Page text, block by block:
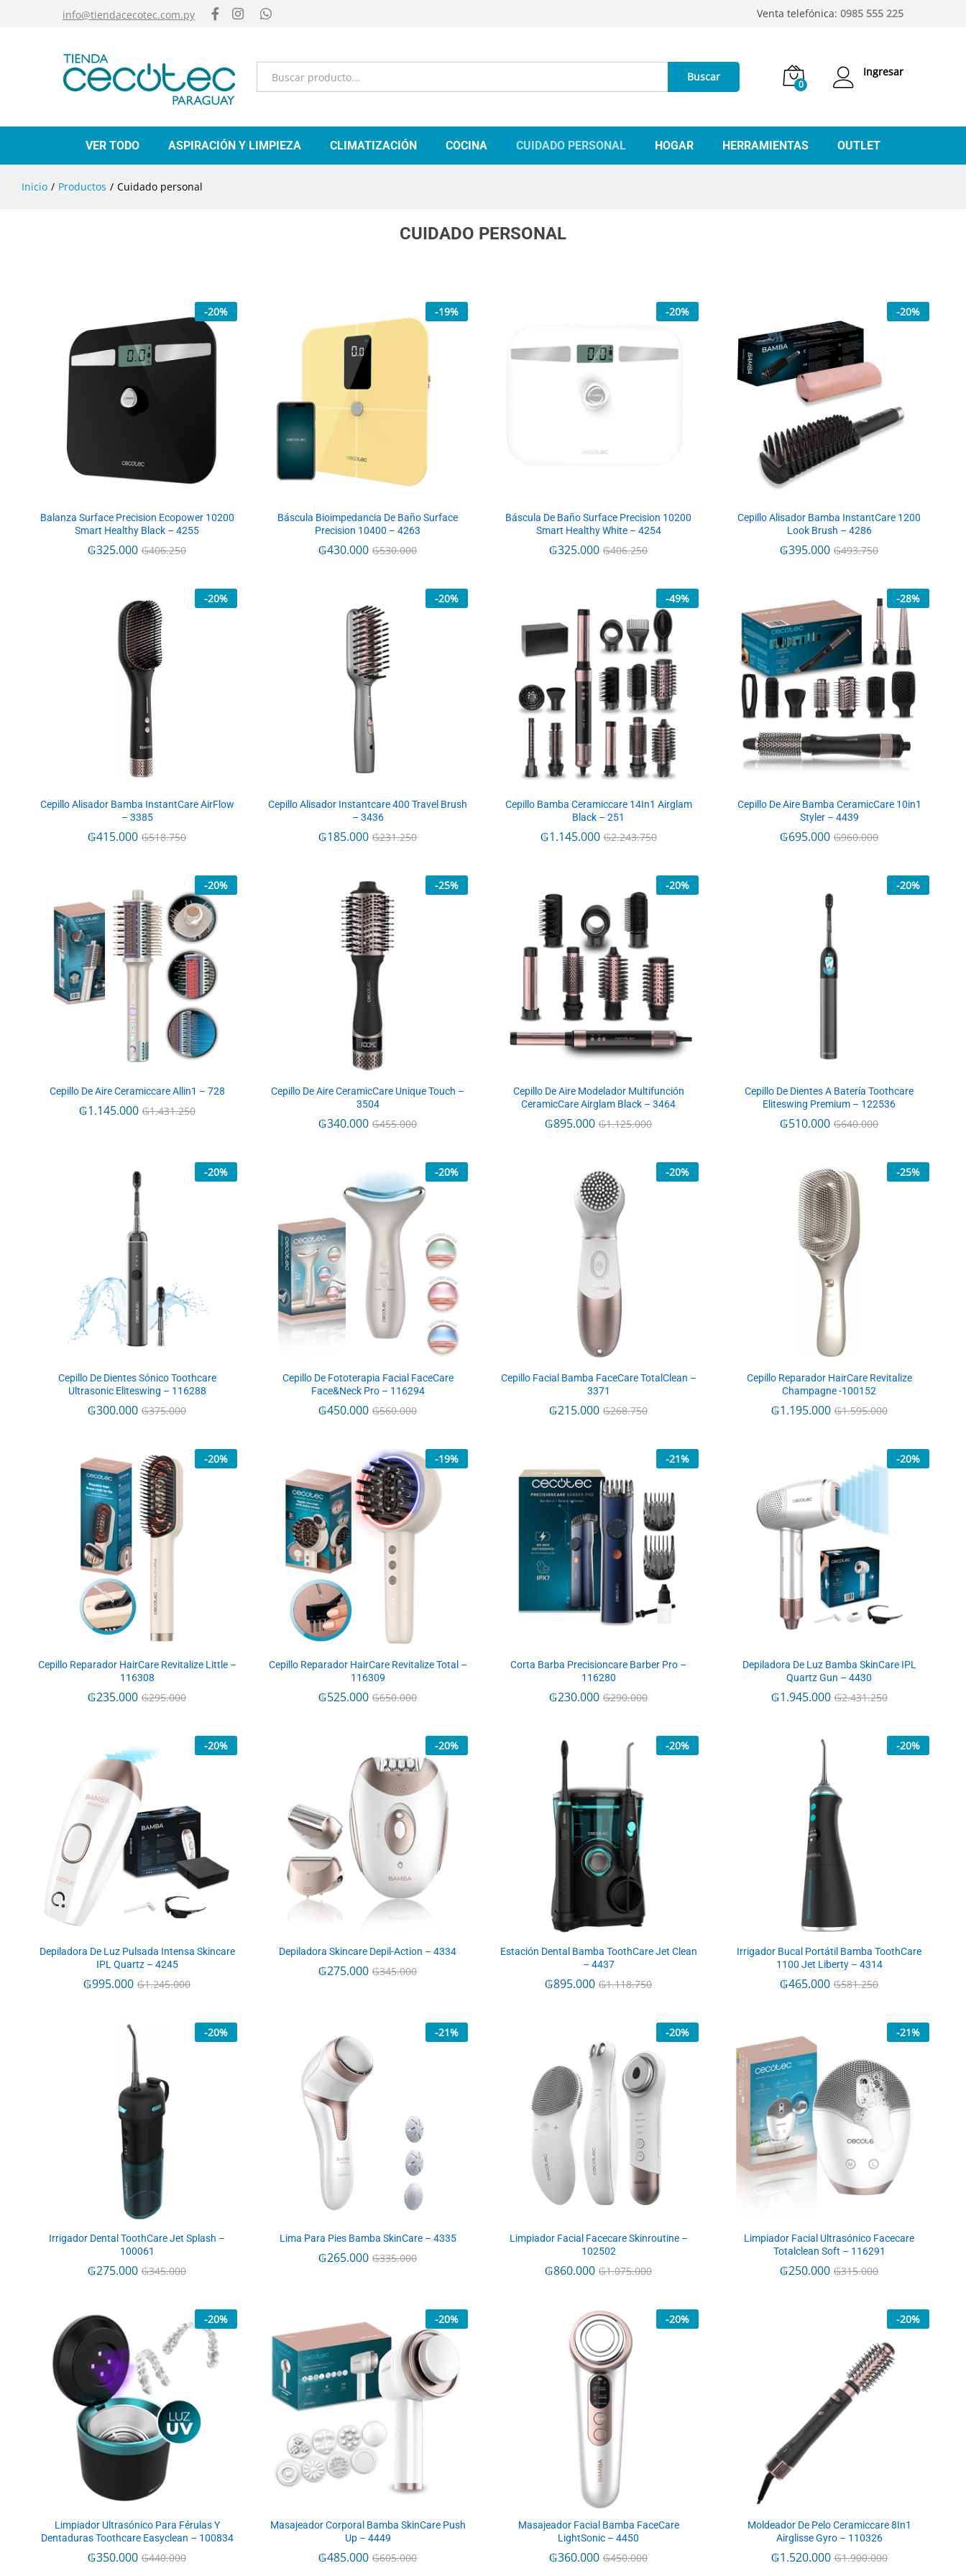
info@tiendacecotec.com.py Venta telefónica: 0985 555 225
Categorías Buscar
0
Ingresar
VER TODO ASPIRACIÓN Y LIMPIEZA CLIMATIZACIÓN COCINA CUIDADO PERSONAL HOGAR HERRAMIENTAS OUTLET
Inicio / Productos / Cuidado personal
CUIDADO PERSONAL
-20%
Balanza Surface Precision Ecopower 10200
Smart Healthy Black – 4255
₲325.000 ₲406.250
₲325.000 ₲406.250
-19%
Báscula Bioimpedancia De Baño Surface
Precision 10400 – 4263
₲430.000 ₲530.000
₲430.000 ₲530.000
-20%
Báscula De Baño Surface Precision 10200
Smart Healthy White – 4254
₲325.000 ₲406.250
₲325.000 ₲406.250
-20%
Cepillo Alisador Bamba InstantCare 1200
Look Brush – 4286
₲395.000 ₲493.750
₲395.000 ₲493.750
-20%
Cepillo Alisador Bamba InstantCare AirFlow
– 3385
₲415.000 ₲518.750
₲415.000 ₲518.750
-20%
Cepillo Alisador Instantcare 400 Travel Brush
– 3436
₲185.000 ₲231.250
₲185.000 ₲231.250
-49%
Cepillo Bamba Ceramiccare 14In1 Airglam
Black – 251
₲1.145.000 ₲2.243.750
₲1.145.000 ₲2.243.750
-28%
Cepillo De Aire Bamba CeramicCare 10in1
Styler – 4439
₲695.000 ₲960.000
₲695.000 ₲960.000
-20%
Cepillo De Aire Ceramiccare Allin1 – 728
₲1.145.000 ₲1.431.250
₲1.145.000 ₲1.431.250
-25%
Cepillo De Aire CeramicCare Unique Touch –
3504
₲340.000 ₲455.000
₲340.000 ₲455.000
-20%
Cepillo De Aire Modelador Multifunción
CeramicCare Airglam Black – 3464
₲895.000 ₲1.125.000
₲895.000 ₲1.125.000
-20%
Cepillo De Dientes A Batería Toothcare
Eliteswing Premium – 122536
₲510.000 ₲640.000
₲510.000 ₲640.000
-20%
Cepillo De Dientes Sónico Toothcare
Ultrasonic Eliteswing – 116288
₲300.000 ₲375.000
₲300.000 ₲375.000
-20%
Cepillo De Fototerapia Facial FaceCare
Face&Neck Pro – 116294
₲450.000 ₲560.000
₲450.000 ₲560.000
-20%
Cepillo Facial Bamba FaceCare TotalClean –
3371
₲215.000 ₲268.750
₲215.000 ₲268.750
-25%
Cepillo Reparador HairCare Revitalize
Champagne -100152
₲1.195.000 ₲1.595.000
₲1.195.000 ₲1.595.000
-20%
Cepillo Reparador HairCare Revitalize Little –
116308
₲235.000 ₲295.000
₲235.000 ₲295.000
-19%
Cepillo Reparador HairCare Revitalize Total –
116309
₲525.000 ₲650.000
₲525.000 ₲650.000
-21%
Corta Barba Precisioncare Barber Pro –
116280
₲230.000 ₲290.000
₲230.000 ₲290.000
-20%
Depiladora De Luz Bamba SkinCare IPL
Quartz Gun – 4430
₲1.945.000 ₲2.431.250
₲1.945.000 ₲2.431.250
-20%
Depiladora De Luz Pulsada Intensa Skincare
IPL Quartz – 4245
₲995.000 ₲1.245.000
₲995.000 ₲1.245.000
-20%
Depiladora Skincare Depil-Action – 4334
₲275.000 ₲345.000
₲275.000 ₲345.000
-20%
Estación Dental Bamba ToothCare Jet Clean
– 4437
₲895.000 ₲1.118.750
₲895.000 ₲1.118.750
-20%
Irrigador Bucal Portátil Bamba ToothCare
1100 Jet Liberty – 4314
₲465.000 ₲581.250
₲465.000 ₲581.250
-20%
Irrigador Dental ToothCare Jet Splash –
100061
₲275.000 ₲345.000
₲275.000 ₲345.000
-21%
Lima Para Pies Bamba SkinCare – 4335
₲265.000 ₲335.000
₲265.000 ₲335.000
-20%
Limpiador Facial Facecare Skinroutine –
102502
₲860.000 ₲1.075.000
₲860.000 ₲1.075.000
-21%
Limpiador Facial Ultrasónico Facecare
Totalclean Soft – 116291
₲250.000 ₲315.000
₲250.000 ₲315.000
-20%
Limpiador Ultrasónico Para Férulas Y
Dentaduras Toothcare Easyclean – 100834
₲350.000 ₲440.000
₲350.000 ₲440.000
-20%
Masajeador Corporal Bamba SkinCare Push
Up – 4449
₲485.000 ₲605.000
₲485.000 ₲605.000
-20%
Masajeador Facial Bamba FaceCare
LightSonic – 4450
₲360.000 ₲450.000
₲360.000 ₲450.000
-20%
Moldeador De Pelo Ceramiccare 8In1
Airglisse Gyro – 110326
₲1.520.000 ₲1.900.000
₲1.520.000 ₲1.900.000